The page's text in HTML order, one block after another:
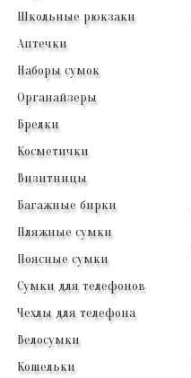
Школьные рюкзаки
Аптечки
Наборы сумок
Органайзеры
Брелки
Косметички
Визитницы
Багажные бирки
Пляжные сумки
Поясные сумки
Сумки для телефонов
Чехлы для телефона
Велосумки
Кошельки